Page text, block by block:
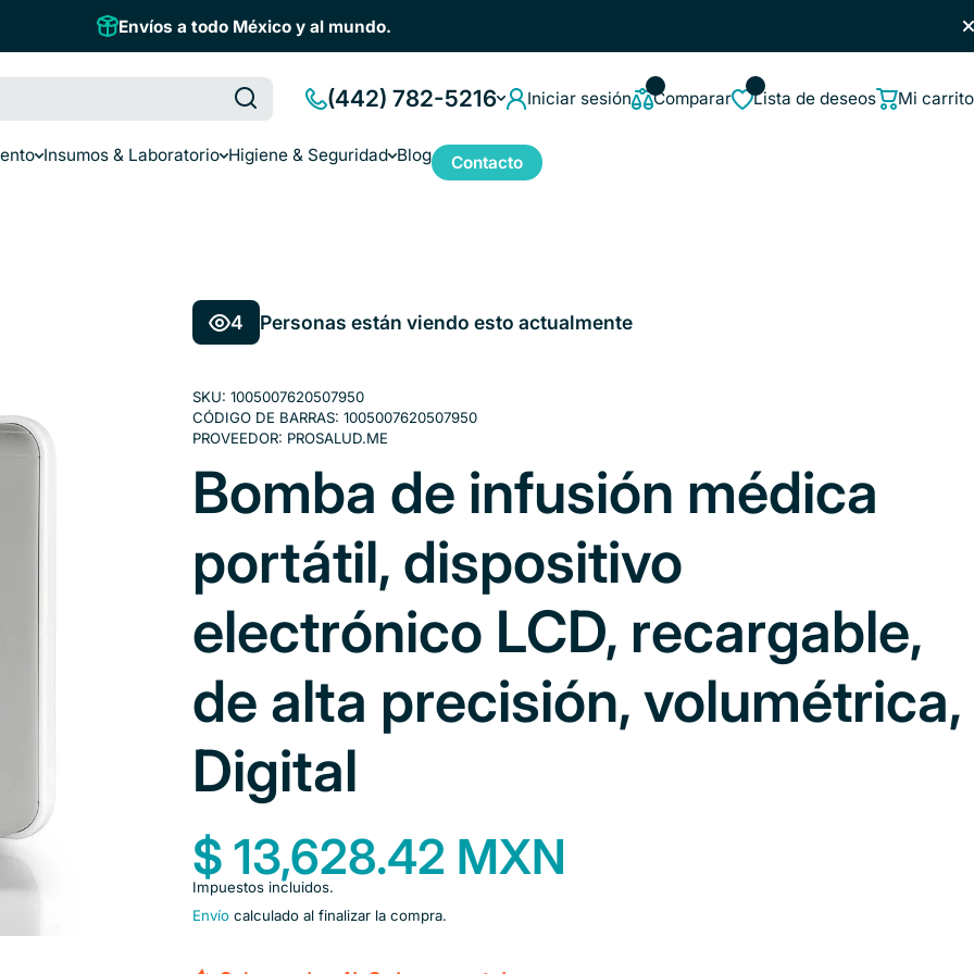
Envíos a todo México y al mundo.
Insumos & Laboratorio Higiene & Seguridad Blog Contacto
(442) 782-5216 Iniciar sesión Comparar Lista de deseos Mi carrito
4 Personas están viendo esto actualmente
SKU: 1005007620507950
CÓDIGO DE BARRAS: 1005007620507950
PROVEEDOR: PROSALUD.ME
Bomba de infusión médica
portátil, dispositivo
electrónico LCD, recargable,
de alta precisión, volumétrica,
Digital
$ 13,628.42 MXN
Impuestos incluidos.
Envíocalculado al finalizar la compra.
cantidad
cantidad